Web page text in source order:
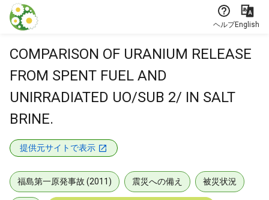
本文に飛ぶ
ヘルプEnglish
COMPARISON OF URANIUM RELEASE
FROM SPENT FUEL AND
UNIRRADIATED UO/SUB 2/ IN SALT
BRINE.
提供元サイトで表示
福島第一原発事故 (2011) 震災への備え 被災状況